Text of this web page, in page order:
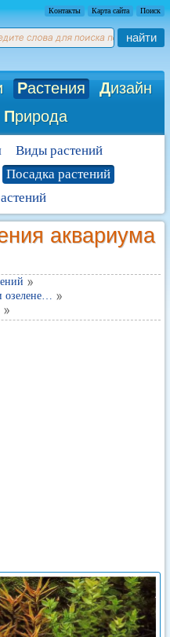
Контакты Карта сайта Поиск
найти
Растения Дизайн
Природа
Виды растений
Посадка растений
аквариума
озелене…